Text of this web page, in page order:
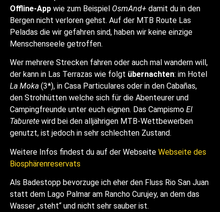
Offline-App wie zum Beispiel OsmAnd+ damit du in den
Bergen nicht verloren gehst. Auf der MTB Route Las
Peladas die wir gefahren sind, haben wir keine einzige
Menschenseele getroffen.
Wer mehrere Strecken fahren oder auch mal wandern will,
der kann in Las Terrazas wie folgt übernachten: im Hotel
La Moka (3*), in Casa Particulares oder in den Cabañas,
den Strohhütten welche sich für die Abenteurer und
Campingfreunde unter euch eignen. Das Campismo El
Taburete wird bei den alljährigen MTB-Wettbewerben
genutzt, ist jedoch in sehr schlechten Zustand.
Weitere Infos findest du auf der Webseite Webseite des
Biosphärenreservats
Als Badestopp bevorzuge ich eher den Fluss Rio San Juan
statt dem Lago Palmar am Rancho Curujey, an dem das
Wasser „steht“ und nicht sehr sauber ist.